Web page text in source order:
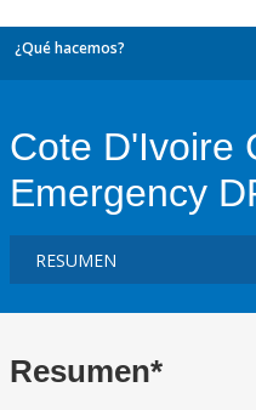
¿Qué hacemos?
Cote D'Ivoire
Emergency
Resumen*